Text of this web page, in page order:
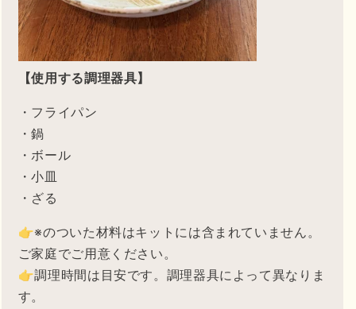
【使用する調理器具】
・フライパン
・鍋
・ボール
・小皿
・ざる
👉※のついた材料はキットには含まれていません。
ご家庭でご用意ください。
👉調理時間は目安です。調理器具によって異なりま
す。